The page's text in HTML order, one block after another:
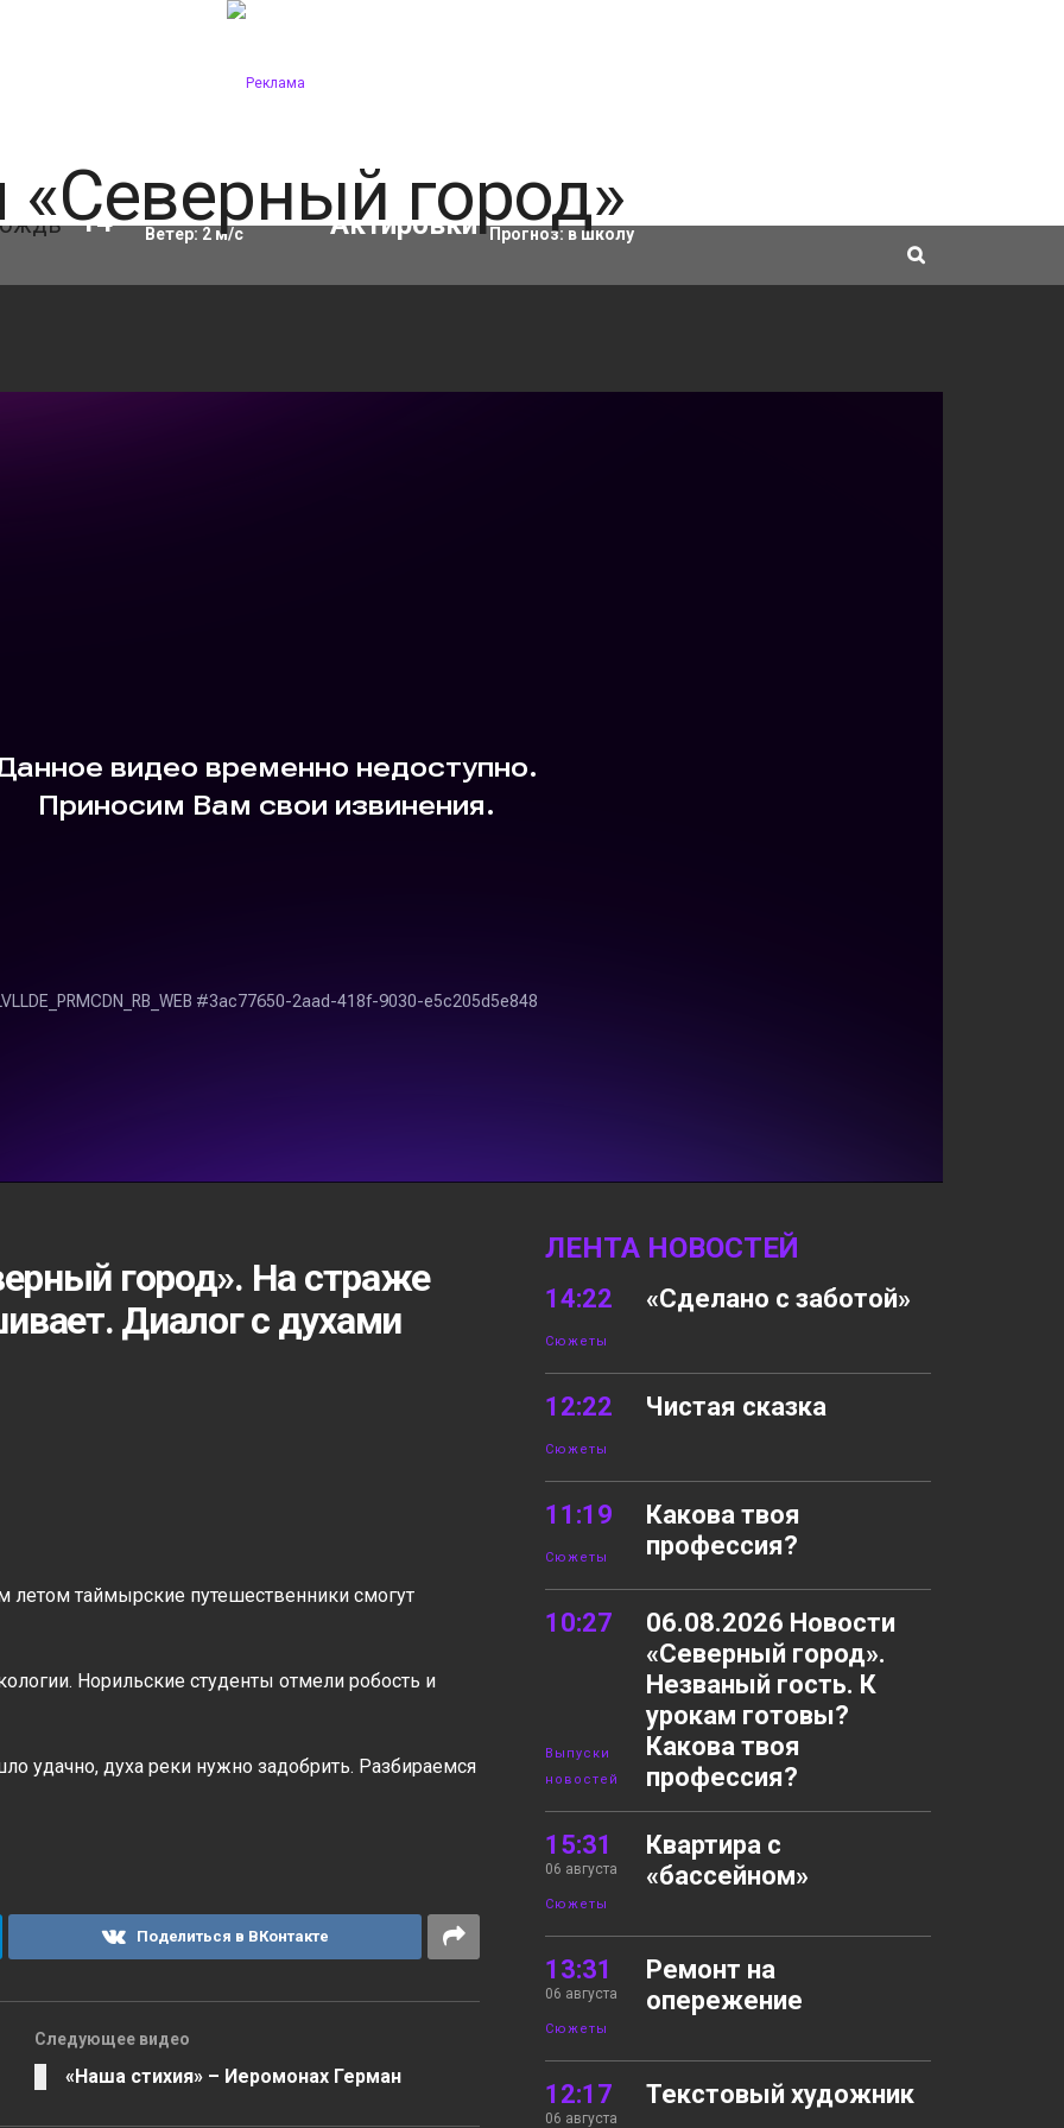
14°C Влажность:82
Ветер: 2м/с
Актировки
Прогноз: в школу
город». На страже
Диалог с духами
летом таймырские путешественники смогут
Норильские студенты отмели робость и
удачно, духа реки нужно задобрить. Разбираемся
Поделиться в ВКонтакте
Следующее видео
«Наша стихия» – Иеромонах Герман
ЛЕНТА НОВОСТЕЙ
14:22
Сюжеты
«Сделано с заботой»
12:22
Сюжеты
Чистая сказка
11:19
Сюжеты
Какова твоя
профессия?
10:27
Выпуски
новостей
06.08.2026 Новости
«Северный город».
Незваный гость. К
урокам готовы?
Какова твоя
профессия?
15:31
06 августа
Сюжеты
Квартира с
«бассейном»
13:31
06 августа
Сюжеты
Ремонт на
опережение
12:17
06 августа
Текстовый художник